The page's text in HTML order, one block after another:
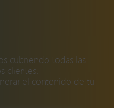
cubriendo todas las
clientes.
el contenido de tu